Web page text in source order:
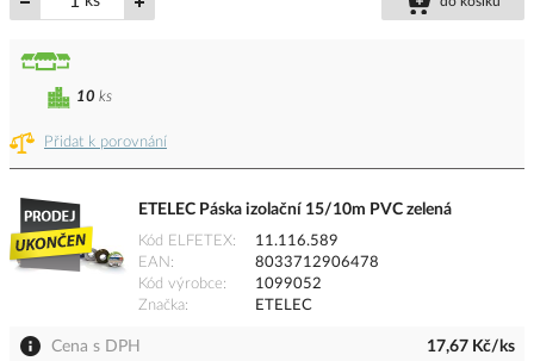
Přidat k porovnání
10 ks
ETELEC Páska izolační 15/10m PVC zelená
Kód ELFETEX
11.116.589
EAN
8033712906478
Kód výrobce
1099052
Značka
ETELEC
Cena s DPH 17,67 Kč/ks